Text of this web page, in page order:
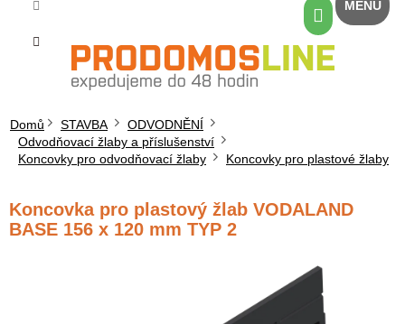
obsah
Nákupní
košík
Domů STAVBA
ODVODNĚNÍ
Odvodňovací žlaby a příslušenství
Koncovky pro odvodňovací žlaby
Koncovky pro plastové žlaby
Koncovka pro plastový žlab VODALAND
BASE 156 x 120 mm TYP 2